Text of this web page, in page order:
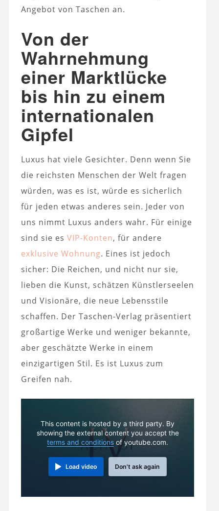
Angebot von Taschen an.
Von der
Wahrnehmung
einer Marktlücke
bis hin zu einem
internationalen
Gipfel
Luxus hat viele Gesichter. Denn wenn Sie
die reichsten Menschen der Welt fragen
würden, was es ist, würde es sicherlich
für jeden etwas anderes sein. Jeder von
uns nimmt Luxus anders wahr. Für einige
sind sie es VIP-Konten, für andere
exklusive Wohnung. Eines ist jedoch
sicher: Die Reichen, und nicht nur sie,
lieben die Kunst, schätzen Künstlerseelen
und Visionäre, die neue Lebensstile
schaffen. Der Taschen-Verlag präsentiert
großartige Werke und weniger bekannte,
aber geschätzte Werke in einem
einzigartigen Stil. Es ist Luxus zum
Greifen nah.
This content is hosted by a third party. By
showing the external content you accept the
terms and conditions of youtube.com.
Load video Don't ask again